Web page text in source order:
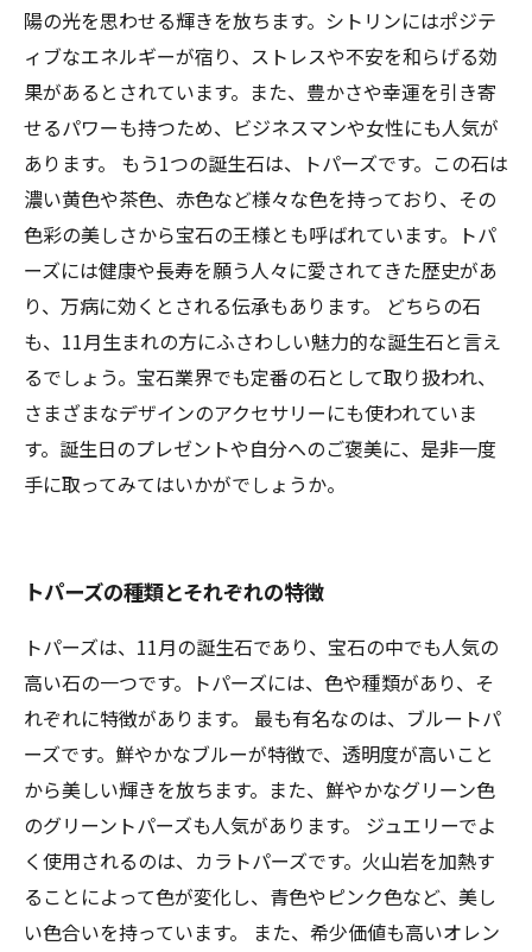
陽の光を思わせる輝きを放ちます。シトリンにはポジテ
ィブなエネルギーが宿り、ストレスや不安を和らげる効
果があるとされています。また、豊かさや幸運を引き寄
せるパワーも持つため、ビジネスマンや女性にも人気が
あります。 もう1つの誕生石は、トパーズです。この石は
濃い黄色や茶色、赤色など様々な色を持っており、その
色彩の美しさから宝石の王様とも呼ばれています。トパ
ーズには健康や長寿を願う人々に愛されてきた歴史があ
り、万病に効くとされる伝承もあります。 どちらの石
も、11月生まれの方にふさわしい魅力的な誕生石と言え
るでしょう。宝石業界でも定番の石として取り扱われ、
さまざまなデザインのアクセサリーにも使われていま
す。誕生日のプレゼントや自分へのご褒美に、是非一度
手に取ってみてはいかがでしょうか。
トパーズの種類とそれぞれの特徴
トパーズは、11月の誕生石であり、宝石の中でも人気の
高い石の一つです。トパーズには、色や種類があり、そ
れぞれに特徴があります。 最も有名なのは、ブルートパ
ーズです。鮮やかなブルーが特徴で、透明度が高いこと
から美しい輝きを放ちます。また、鮮やかなグリーン色
のグリーントパーズも人気があります。 ジュエリーでよ
く使用されるのは、カラトパーズです。火山岩を加熱す
ることによって色が変化し、青色やピンク色など、美し
い色合いを持っています。 また、希少価値も高いオレン